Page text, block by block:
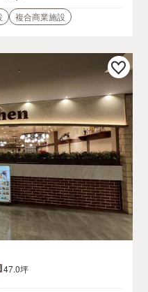
複合商業施設
47.0坪